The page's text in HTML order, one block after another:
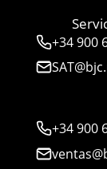
+34900
+34 900